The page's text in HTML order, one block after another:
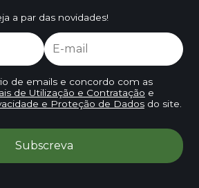
a par das novidades!
de emails e concordo com as
de Utilização e Contratação e
e Proteção de Dadosdo site.